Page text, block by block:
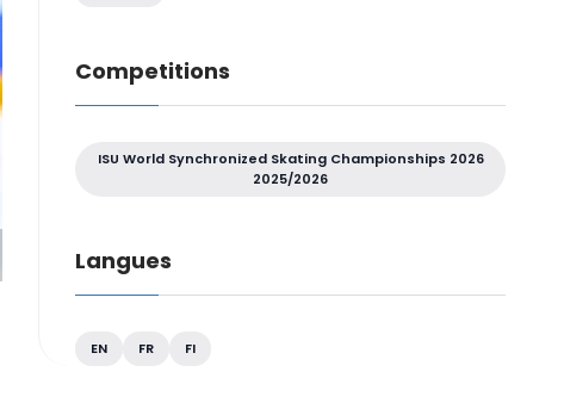
Competitions
ISU World Synchronized Skating Championships 2026
2025/2026
Langues
EN FR FI